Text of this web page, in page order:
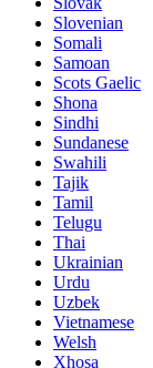
Slovenian
Somali
Samoan
Scots Gaelic
Shona
Sindhi
Sundanese
Swahili
Tajik
Tamil
Telugu
Thai
Ukrainian
Urdu
Uzbek
Vietnamese
Welsh
Xhosa